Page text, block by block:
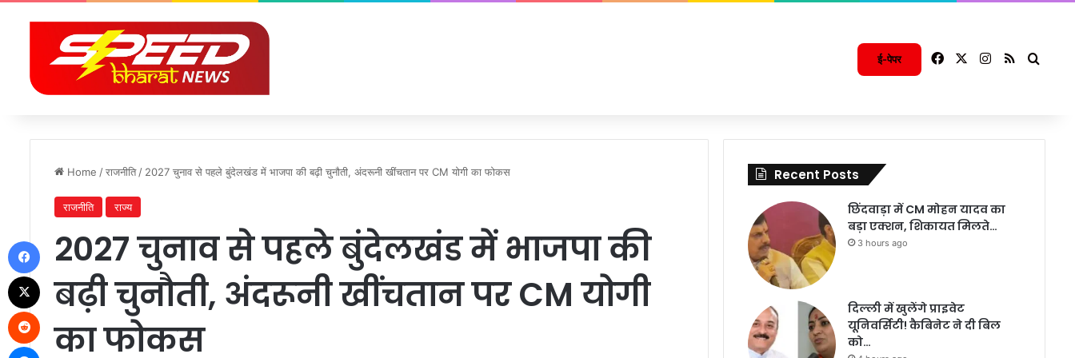
ई-पेपर FacebookInstagram
RSS
Home /राजनीति / 2027 चुनाव से पहले बुंदेलखंड में भाजपा की बढ़ी चुनौती, अंदरूनी खींचतान पर CM योगी का फोकस
राजनीति राज्य
2027 चुनाव से पहले बुंदेलखंड में भाजपा की
बढ़ी चुनौती, अंदरूनी खींचतान पर CM योगी
का फोकस
Recent Posts
छिंदवाड़ा में CM मोहन यादव का
बड़ा एक्शन, शिकायत मिलते…
3 hours ago
दिल्ली में खुलेंगे प्राइवेट
यूनिवर्सिटी! कैबिनेट ने दी बिल
को…
Facebook
Messenger